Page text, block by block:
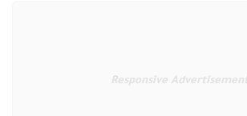
Responsive Advertisement